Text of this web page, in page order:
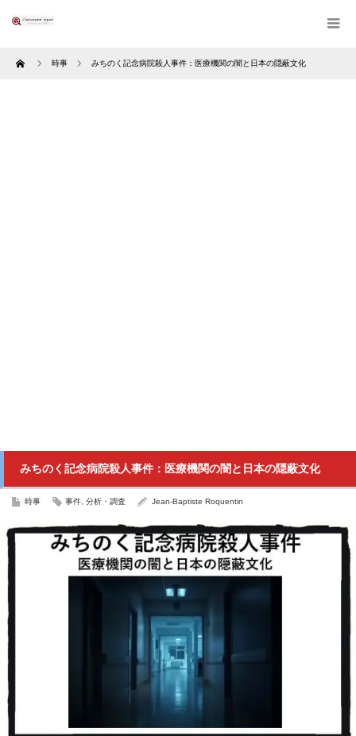
Home 時事 みちのく記念病院殺人事件：医療機関の闇と日本の隠蔽文化
みちのく記念病院殺人事件：医療機関の闇と日本の隠蔽文化
時事 事件 分析・調査 Jean-Baptiste Roquentin